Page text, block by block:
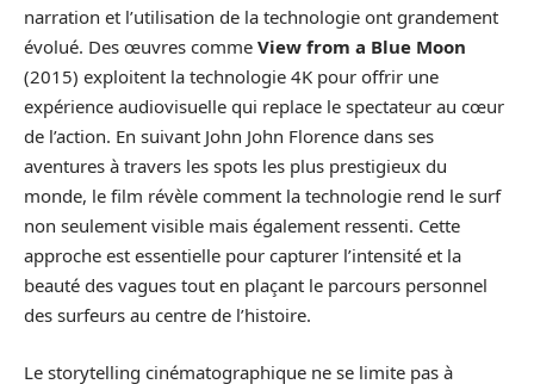
narration et l’utilisation de la technologie ont grandement
évolué. Des œuvres comme View from a Blue Moon
(2015) exploitent la technologie 4K pour offrir une
expérience audiovisuelle qui replace le spectateur au cœur
de l’action. En suivant John John Florence dans ses
aventures à travers les spots les plus prestigieux du
monde, le film révèle comment la technologie rend le surf
non seulement visible mais également ressenti. Cette
approche est essentielle pour capturer l’intensité et la
beauté des vagues tout en plaçant le parcours personnel
des surfeurs au centre de l’histoire.
Le storytelling cinématographique ne se limite pas à